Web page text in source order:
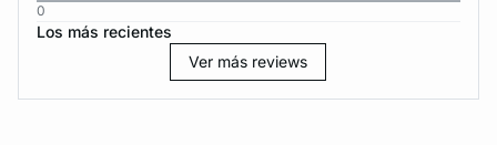
0
Los más recientes
Ver más reviews